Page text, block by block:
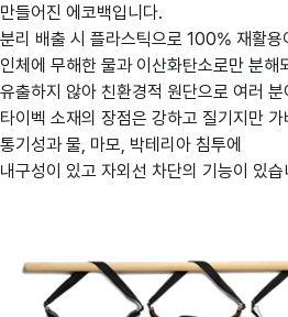
만들어진 에코백입니다.
분리 배출 시 플라스틱으로 100% 재활용
인체에 무해한 물과 이산화탄소로만 분해
유출하지 않아 친환경적 원단으로 여러
타이벡 소재의 장점은 강하고 질기지만
통기성과 물, 마모, 박테리아 침투에
내구성이 있고 자외선 차단의 기능이 있습